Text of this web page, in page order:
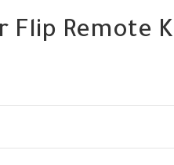
Flip Remote